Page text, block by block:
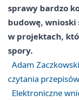
sprawy bardzo
budowę, wnioski
w projektach,
spory.
Adam
czytania przepisów
Elektroniczne